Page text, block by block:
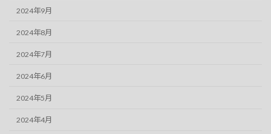
2024年9月
2024年8月
2024年7月
2024年6月
2024年5月
2024年4月